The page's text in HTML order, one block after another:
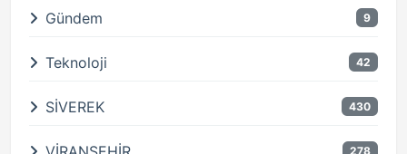
Gündem 9
Teknoloji 42
SİVEREK 430
278